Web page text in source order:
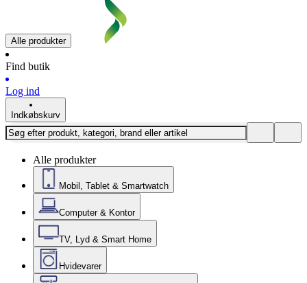
Alle produkter
Find butik
Log ind
Indkøbskurv
Alle produkter
Mobil, Tablet & Smartwatch
Computer & Kontor
TV, Lyd & Smart Home
Hvidevarer